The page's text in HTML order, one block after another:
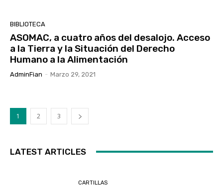
BIBLIOTECA
ASOMAC, a cuatro años del desalojo. Acceso
a la Tierra y la Situación del Derecho
Humano a la Alimentación
AdminFian - Marzo 29, 2021
1 2 3
LATEST ARTICLES
CARTILLAS